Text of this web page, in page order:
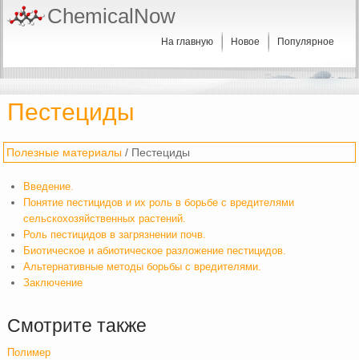
ChemicalNow
На главную Новое Популярное
Пестециды
Полезные материалы / Пестециды
Введение.
Понятие пестицидов и их роль в борьбе с вредителями
сельскохозяйственных растений.
Роль пестицидов в загрязнении почв.
Биотическое и абиотическое разложение пестицидов.
Альтернативные методы борьбы с вредителями.
Заключение
Смотрите также
Полимер